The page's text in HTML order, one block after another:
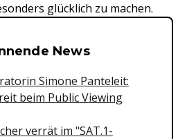
glücklich zu machen.
&
News
Simone Panteleit:
beim Public Viewing
verrät im "SAT.1-